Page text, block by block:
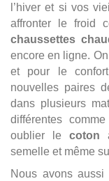
l’hiver et si vos
affronter le froid
chaussettes
encore en ligne.
et pour le
nouvelles paires
dans plusieurs
différentes
oublier le coton
semelle et même
Nous avons